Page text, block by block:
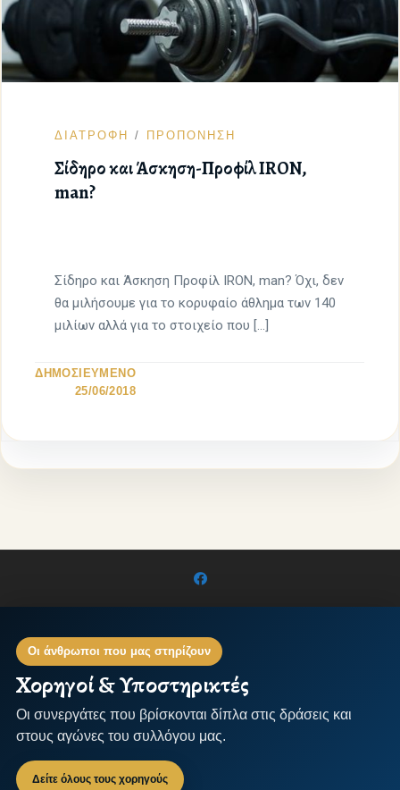
ΔΙΑΤΡΟΦΗ ΠΡΟΠΟΝΗΣΗ
Σίδηρο και Άσκηση-Προφίλ IRON,
man?
Σίδηρο και Άσκηση Προφίλ IRON, man? Όχι, δεν
θα μιλήσουμε για το κορυφαίο άθλημα των 140
μιλίων αλλά για το στοιχείο που […]
ΔΗΜΟΣΙΕΥΜΕΝΟ
25/06/2018
Οι άνθρωποι που μας στηρίζουν
Χορηγοί & Υποστηρικτές
Οι συνεργάτες που βρίσκονται δίπλα στις δράσεις και
στους αγώνες του συλλόγου μας.
Δείτε όλους τους χορηγούς